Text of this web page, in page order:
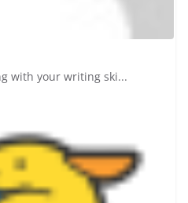
with your writing ski...